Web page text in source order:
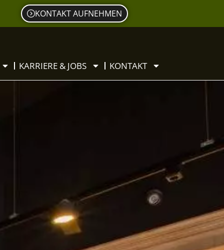
KONTAKT AUFNEHMEN
KARRIERE & JOBS KONTAKT